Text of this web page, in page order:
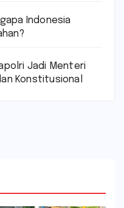
Indonesia
Jadi Menteri
Konstitusional